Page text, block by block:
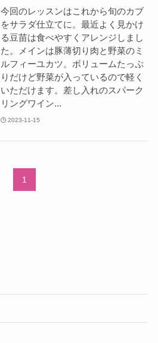
今回のレッスンはこれから旬のカブ
をサラダ仕立てに。最近よく見かけ
る豆苗は食べやすくアレンジしまし
た。メインは豚薄切り肉と野菜のミ
ルフィーユカツ。ボリュームたっぷ
りだけど野菜が入っているので軽く
いただけます。差し入れのスパーク
リングワイン...
2023-11-15
1